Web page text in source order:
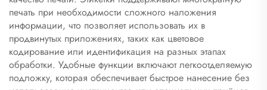
печать при необходимости сложного наложения
информации, что позволяет использовать их в
продвинутых приложениях, таких как цветовое
кодирование или идентификация на разных этапах
обработки. Удобные функции включают легкоотделяемую
подложку, которая обеспечивает быстрое нанесение без